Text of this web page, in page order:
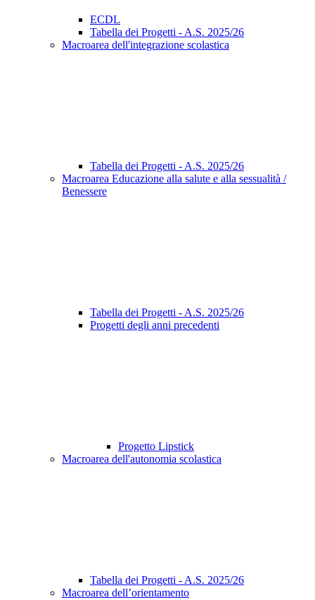
ECDL
Tabella dei Progetti - A.S. 2025/26
Macroarea dell'integrazione scolastica
Tabella dei Progetti - A.S. 2025/26
Macroarea Educazione alla salute e alla sessualità /
Benessere
Tabella dei Progetti - A.S. 2025/26
Progetti degli anni precedenti
Progetto Lipstick
Macroarea dell'autonomia scolastica
Tabella dei Progetti - A.S. 2025/26
Macroarea dell’orientamento